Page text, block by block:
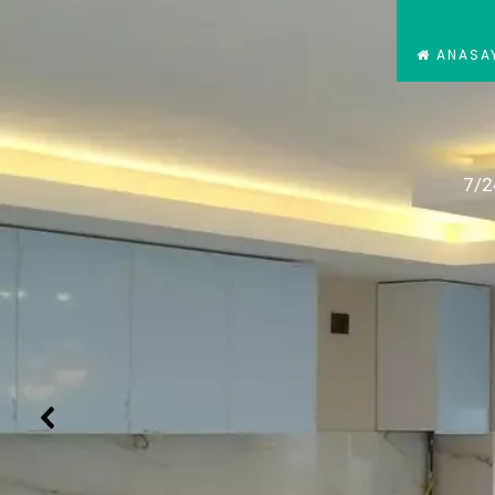
7/